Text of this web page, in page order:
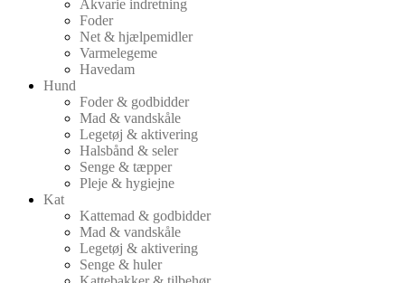
Akvarie indretning
Foder
Net & hjælpemidler
Varmelegeme
Havedam
Hund
Foder & godbidder
Mad & vandskåle
Legetøj & aktivering
Halsbånd & seler
Senge & tæpper
Pleje & hygiejne
Kat
Kattemad & godbidder
Mad & vandskåle
Legetøj & aktivering
Senge & huler